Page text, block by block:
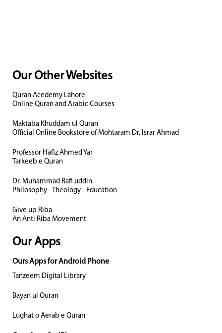
Our Other Websites
Quran Acedemy Lahore
Online Quran and Arabic Courses
Maktaba Khuddam ul Quran
Official Online Bookstore of Mohtaram Dr. Israr Ahmad
Professor Hafiz Ahmed Yar
Tarkeeb e Quran
Dr. Muhammad Rafi uddin
Philosophy - Theology - Education
Give up Riba
An Anti Riba Movement
Our Apps
Ours Apps for Android Phone
Tanzeem Digital Library
Bayan ul Quran
Lughat o Aerab e Quran